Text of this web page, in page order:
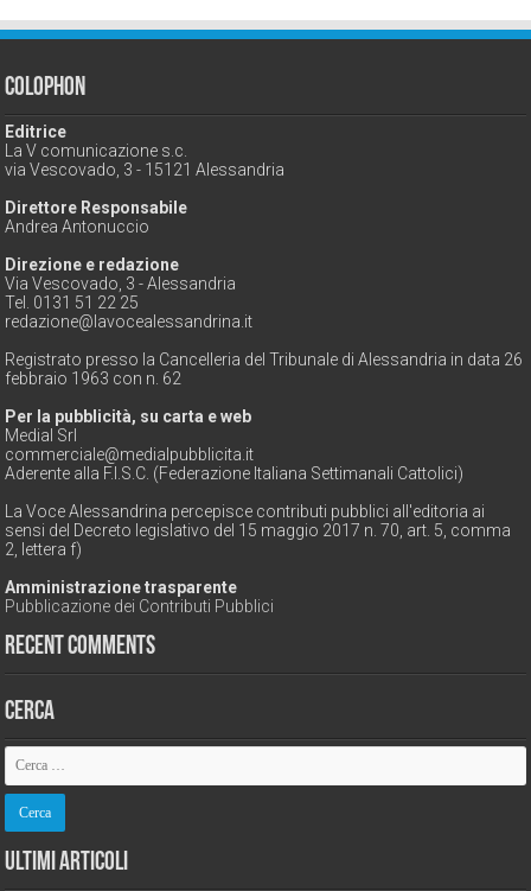
Colophon
Editrice
La V comunicazione s.c.
via Vescovado, 3 - 15121 Alessandria
Direttore Responsabile
Andrea Antonuccio
Direzione e redazione
Via Vescovado, 3 - Alessandria
Tel. 0131 51 22 25
redazione@lavocealessandrina.it
Registrato presso la Cancelleria del Tribunale di Alessandria in data 26
febbraio 1963 con n. 62
Per la pubblicità, su carta e web
Medial Srl
commerciale@medialpubblicita.it
Aderente alla F.I.S.C. (Federazione Italiana Settimanali Cattolici)
La Voce Alessandrina percepisce contributi pubblici all'editoria ai
sensi del Decreto legislativo del 15 maggio 2017 n. 70, art. 5, comma
2, lettera f)
Amministrazione trasparente
Pubblicazione dei Contributi Pubblici
Recent Comments
Cerca
Ultimi Articoli